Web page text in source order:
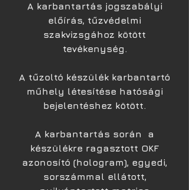
A karbantartás jogszabályi
előírás, tűzvédelmi
szakvizsgához kötött
tevékenység.
A tűzoltó készülék karbantartó
műhely létesítése hatósági
bejelentéshez kötött.
A karbantartás során a
készülékre ragasztott OKF
azonosító (hologram), egyedi,
sorszámmal ellátott,